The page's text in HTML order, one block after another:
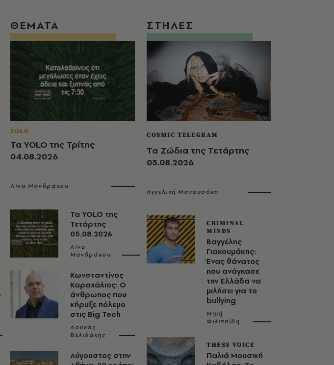
ΘΕΜΑΤΑ
YOLO
Τα YOLO της Τρίτης
04.08.2026
Λίνα Μανδράκου
Τα YOLO της
Τετάρτης
05.08.2026
Λίνα
Μανδράκου
Κωνσταντίνος
Καραχάλιος: Ο
άνθρωπος που
κήρυξε πόλεμο
στις Big Tech
Λουκάς
Βελιδάκης
Αύγουστος στην
ΣΤΗΛΕΣ
COSMIC TELEGRAM
Τα Ζώδια της Τετάρτης
05.08.2026
Αγγελική Μανουσάκη
CRIMINAL
MINDS
Βαγγέλης
Γιακουμάκης:
Ένας θάνατος
που ανάγκασε
την Ελλάδα να
μιλήσει για το
bullying
Μιμή
Φιλιππίδη
THESS VOICE
Παλιά Μουσική